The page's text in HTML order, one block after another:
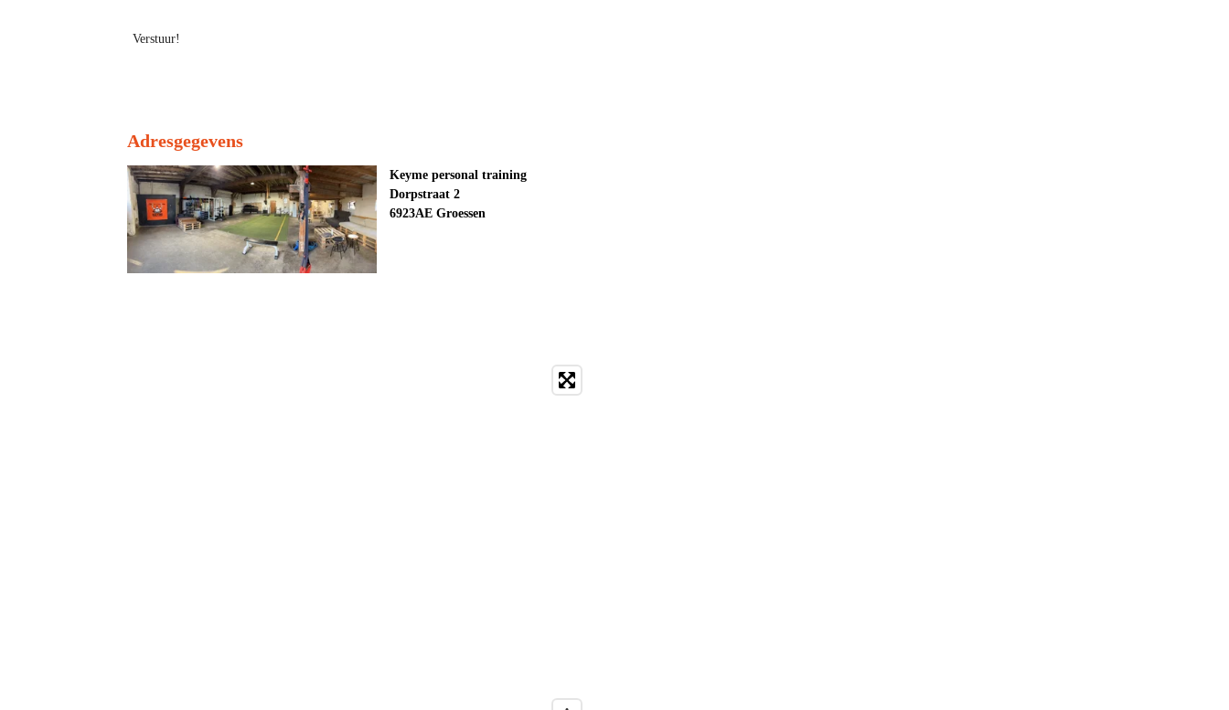
Verstuur!
Adresgegevens
Keyme personal training
Dorpstraat 2
6923AE Groessen